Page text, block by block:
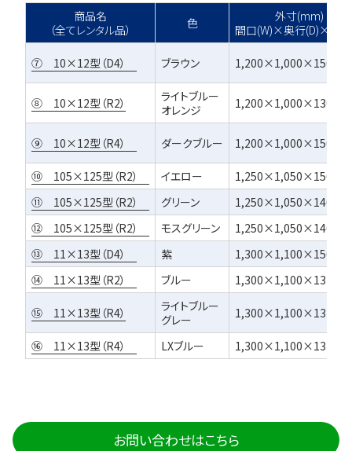
商品名
（全てレンタル品）
色
外寸(mm)
間口(W)×奥行(D)×高さ
⑦ 10×12型（D4） ブラウン 1,200×1,000×150
⑧ 10×12型（R2）
ライトブルー
オレンジ
1,200×1,000×130
⑨ 10×12型（R4） ダークブルー 1,200×1,000×150
⑩ 105×125型（R2） イエロー
1,250×1,050×150
⑪ 105×125型（R2）
グリーン
1,250×1,050×140
⑫ 105×125型（R2）
モスグリーン
1,250×1,050×140
⑬ 11×13型（D4）
紫
1,300×1,100×150
⑭ 11×13型（R2）
ブルー 1,300×1,100×132
⑮ 11×13型（R4）
ライトブルー
グレー
1,300×1,100×132
⑯ 11×13型（R4） LXブルー 1,300×1,100×132
お問い合わせはこちら